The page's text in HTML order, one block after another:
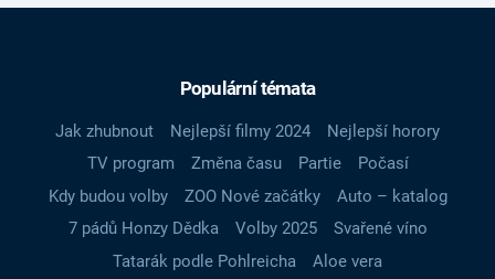
Populární témata
Jak zhubnout Nejlepší filmy 2024
Nejlepší horory
TV program
Změna času Partie
Počasí
Kdy budou volby
ZOO Nové začátky
Auto – katalog
7 pádů Honzy Dědka
Volby 2025
Svařené víno
Tatarák podle Pohlreicha
Aloe vera